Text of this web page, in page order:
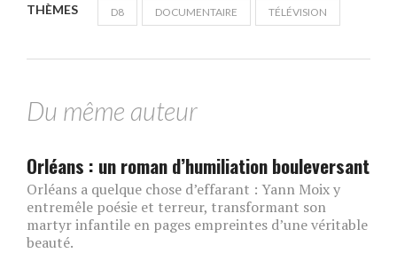
THÈMES D8 DOCUMENTAIRE TÉLÉVISION
Du même auteur
Orléans : un roman d’humiliation bouleversant
Orléans a quelque chose d’effarant : Yann Moix y
entremêle poésie et terreur, transformant son
martyr infantile en pages empreintes d’une véritable
beauté.